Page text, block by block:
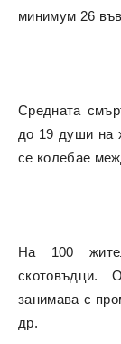
минимум 26
Средната
до 19 души на
се колебае
На 100
скотовъдци.
занимава с
др.